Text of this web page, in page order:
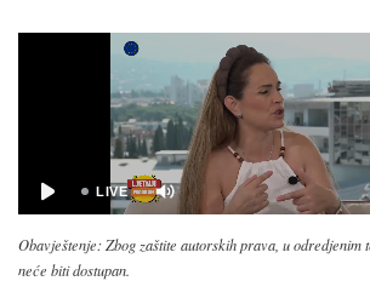
Obavještenje: Zbog zaštite autorskih prava, u odredjenim
neće biti dostupan.